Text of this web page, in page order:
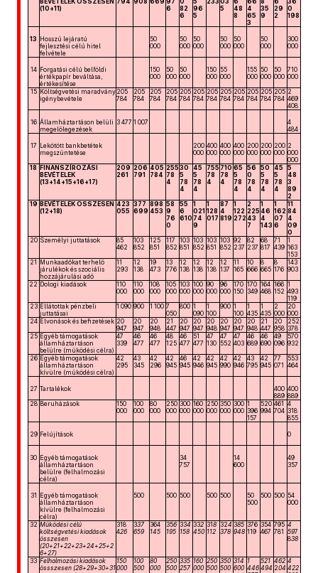
BEVÉTELEK ÖSSZESEN
(10+11)
794 908 669 97
6
0
82
6
5
96
5
233 03
5
6
48
8
66
4
65
3
8
35
9
6
29
2
36
0
198
13
Hosszú lejáratú
fejlesztési célú hitel
felvétele
50
000
50
000
50
000
50
000
50
000
50
000
300
000
14
Forgatási célú belföldi
értékpapír beváltása,
értékesítése
150
000
50
000
50
000
150
000
55
000
155
000
50
000
50
000
710
000
15
Költségvetési maradvány
igénybevétele
205
784
205
784
205
784
205
784
205
784
205
784
205
784
205
784
205
784
205
784
205
784
205
784
2
469
408
16 Államháztartáson belüli
megelőlegezések
3 477 1 007
4
484
17
Lekötött bankbetétek
megszűntetése
200
000
400
000
400
000
400
000
200
000
200
000
200
000
2
000
000
18
FINANSZÍROZÁSI
BEVÉTELEK
(13+14+15+16+17)
209
261
206
791
405
784
255
78
4
30
5
78
4
45
5
78
4
755
78
4
710
78
4
65
5
78
4
56
0
78
4
50
5
78
4
45
5
78
4
5
48
3
89
2
19 BEVÉTELEK ÖSSZESEN
(12+18)
423
055
377
699
898
453
58
9
76
0
55
6
610
1
021
74
9
1
128
017
87
4
819
1
122
272
2
225
43
7
1
46
4
143
1
162
07
6
11
84
4
09
0
20 Személyi juttatások
85
462
103
852
125
851
117
852
103
851
103
852
103
851
103
852
92
237
82
237
68
817
71
439
1
163
153
21 Munkaadókat terhelő
járulékok és szociális
hozzájárulási adó
11
293
12
138
19
473
13
776
12
138
12
138
12
138
12
137
11
165
10
666
8
665
8
176
143
903
22 Dologi kiadások
110
000
110
000
108
000
105
000
103
000
100
000
90
000
96
000
170
150
170
349
164
468
166
152
1
493
119
23 Ellátottak pénzbeli
juttatásai
1 090 900 1 100 7
050
800 1
090
1
100
900 1
100
1
435
1
435
2
000
20
000
24 Elvonások és befizetések 20
947
20
947
20
948
21
447
20
947
20
947
20
948
20
947
20
947
20
948
21
447
20
958
252
378
25 Egyéb támogatások
államháztartáson
belülre (működési célra)
47
339
46
477
46
477
48
125
46
477
51
477
47
130
47
552
47
403
46
689
46
690
49
096
570
932
26 Egyéb támogatások
államháztartáson
kívülre (működési célra)
42
295
43
345
42
296
42
945
46
945
42
946
42
945
42
990
42
946
43
795
42
945
77
071
553
464
27 Tartalékok
400
889
400
889
28 Beruházások
150
000
100
000
80
000
250
000
300
000
160
000
250
000
350
000
300
000
1
396
157
520
994
461
704
4
318
855
29 Felújítások 0
30 Egyéb támogatások
államháztartáson
belülre (felhalmozási
célra)
34
757
14
600
49
357
31
Egyéb támogatások
államháztartáson
kívülre (felhalmozási
célra)
500 500 500 500 500
50
500
500 500 54
000
32 Működési célú
költségvetési kiadások
összesen
(20+21+22+23+24+25+2
6+27)
318
426
337
659
364
145
356
195
334
158
332
450
318
112
324
378
385
948
376
119
354
467
795
781
4
597
838
33 Felhalmozási kiadások
össszesen (28+29+30+31
150
000
100
500
80
000
250
500
335
257
160
000
250
500
350
500
314
600
1
446
521
494
462
204
4
422